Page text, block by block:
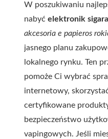
W poszukiwaniu
nabyć elektronik sigara
akcesoria e papieros
jasnego planu
lokalnego rynku. Ten
pomoże Ci wybrać
internetowy,
certyfikowane
bezpieczeństwo
vapingowych. Jeśli